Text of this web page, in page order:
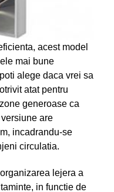
acest model
mai bune
alege daca vrei sa
atat pentru
generoase ca
are
incadrandu-se
circulatia.
lejera a
in functie de